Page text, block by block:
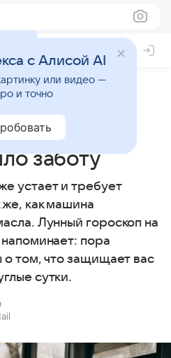
Гороскопы Mail Статьи
на 12
ваше
заботу
устает и требует
же, как машина
Лунный гороскоп на
пора
о том, что защищает вас
сутки.
с Алисой AI
или видео —
и точно